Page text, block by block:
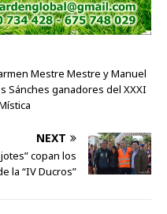
Mestre Mestre y Manuel
Sánches ganadores del XXXI
NEXT
copan los
la “IV Ducros”